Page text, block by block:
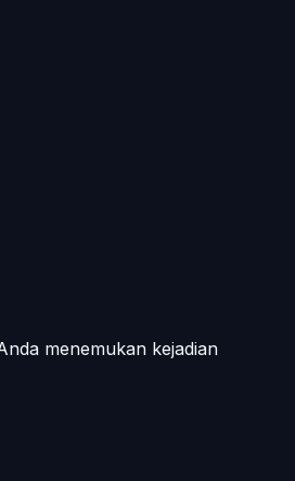
menemukan kejadian